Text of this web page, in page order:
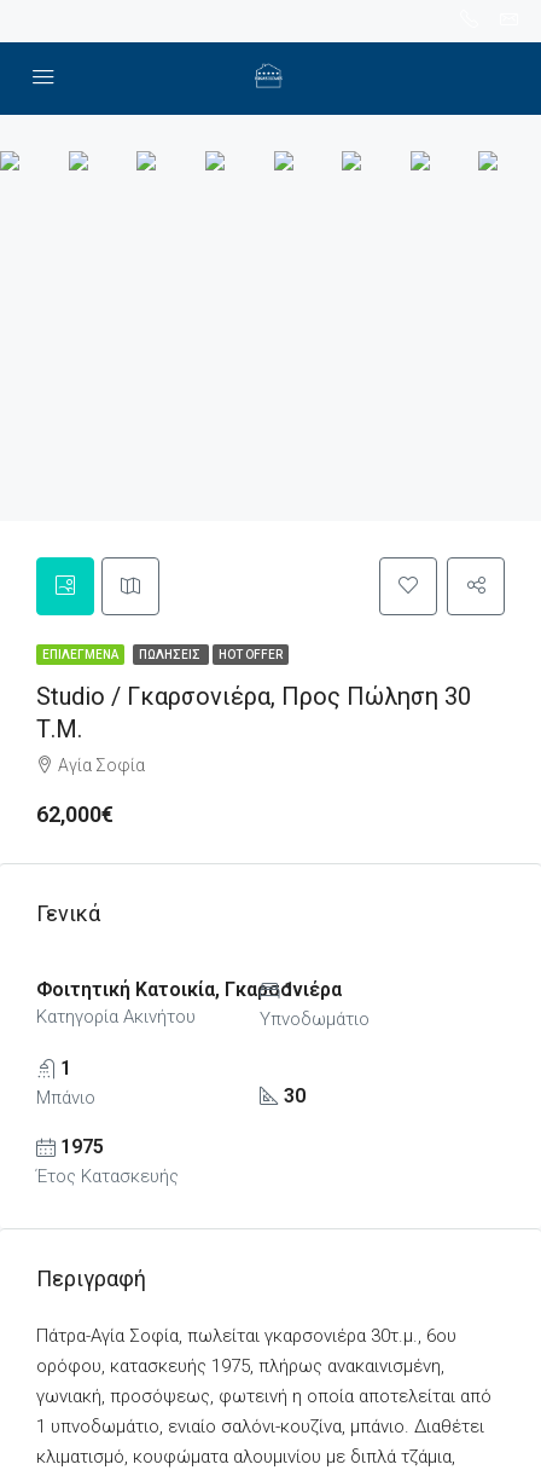
ΕΠΙΛΕΓΜΈΝΑ ΠΩΛΉΣΕΙΣ HOT OFFER
Studio / Γκαρσονιέρα, Προς Πώληση 30
Τ.μ.
Αγία Σοφία
62,000€
Γενικά
Φοιτητική Κατοικία, Γκαρσονιέρα
Κατηγορία Ακινήτου
1
Υπνοδωμάτιο
1
Μπάνιο 30
1975
Έτος Κατασκευής
Περιγραφή
Πάτρα-Αγία Σοφία, πωλείται γκαρσονιέρα 30τ.μ., 6ου
ορόφου, κατασκευής 1975, πλήρως ανακαινισμένη,
γωνιακή, προσόψεως, φωτεινή η οποία αποτελείται από
1 υπνοδωμάτιο, ενιαίο σαλόνι-κουζίνα, μπάνιο. Διαθέτει
κλιματισμό, κουφώματα αλουμινίου με διπλά τζάμια,